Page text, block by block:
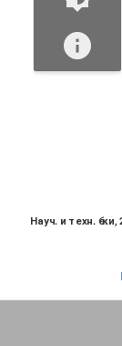
Науч. и техн. б
-ки,